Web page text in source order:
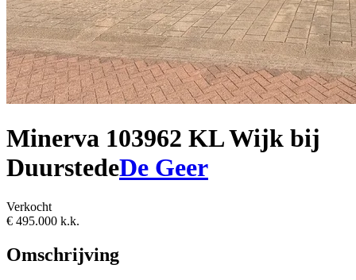
Minerva 103962 KL Wijk bij
DuurstedeDe Geer
Verkocht
€ 495.000 k.k.
Omschrijving